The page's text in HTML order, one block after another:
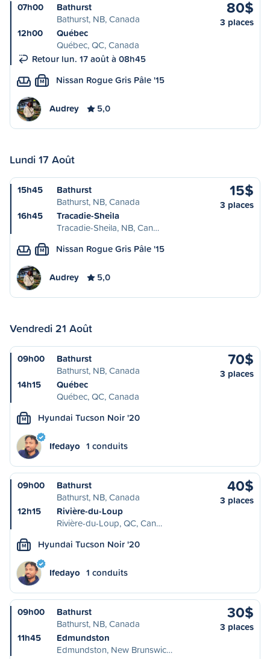
07h00
Bathurst
Bathurst, NB, Canada
12h00
Québec
Québec, QC, Canada
Retour lun. 17 août à 08h45
80$
3 places
M Nissan Rogue Gris Pâle '15
Audrey 5,0
Lundi 17 Août
15h45
Bathurst
Bathurst, NB, Canada
16h45
Tracadie-Sheila
Tracadie-Sheila, NB, Can…
15$
3 places
M Nissan Rogue Gris Pâle '15
Audrey 5,0
Vendredi 21 Août
09h00
Bathurst
Bathurst, NB, Canada
14h15
Québec
Québec, QC, Canada
70$
3 places
M Hyundai Tucson Noir '20
Ifedayo 1 conduits
09h00
Bathurst
Bathurst, NB, Canada
12h15
Rivière-du-Loup
Rivière-du-Loup, QC, Can…
40$
3 places
M Hyundai Tucson Noir '20
Ifedayo 1 conduits
09h00
Bathurst
Bathurst, NB, Canada
11h45
Edmundston
Edmundston, New Brunswic…
30$
3 places